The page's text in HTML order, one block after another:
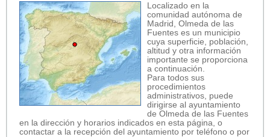
Localizado en la
comunidad autónoma de
Madrid, Olmeda de las
Fuentes es un municipio
cuya superficie, población,
altitud y otra información
importante se proporciona
a continuación.
Para todos sus
procedimientos
administrativos, puede
dirigirse al ayuntamiento
de Olmeda de las Fuentes
en la dirección y horarios indicados en esta página, o
contactar a la recepción del ayuntamiento por teléfono o por